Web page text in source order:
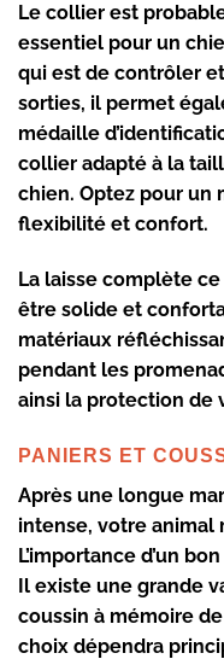
Le collier est
essentiel pour un
qui est de contrôler
sorties, il permet
médaille
collier adapté à la
chien. Optez pour un
flexibilité et confort.
La laisse complète
être solide et
matériaux
pendant les
ainsi la protection de
PANIERS ET
Après une longue
intense, votre animal
L’importance d’un bon
Il existe une grande
coussin à mémoire
choix dépendra